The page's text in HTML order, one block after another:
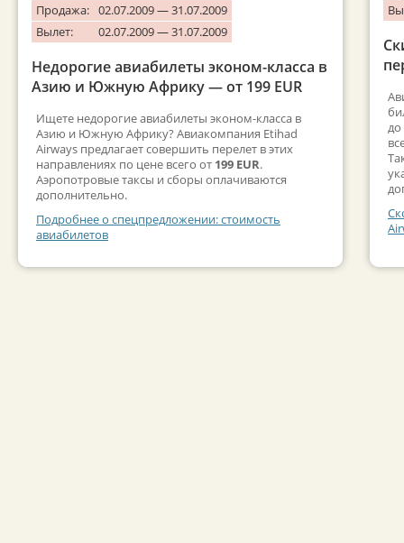
Продажа: 02.07.2009 — 31.07.2009
Вылет:
02.07.2009 — 31.07.2009
Недорогие авиабилеты эконом-класса в
Азию и Южную Африку — от 199 EUR
Ищете недорогие авиабилеты эконом-класса в
Азию и Южную Африку? Авиакомпания Etihad
Airways предлагает совершить перелет в этих
направлениях по цене всего от 199 EUR.
Аэропотровые таксы и сборы оплачиваются
дополнительно.
Подробнее о спецпредложении: стоимость
авиабилетов
до